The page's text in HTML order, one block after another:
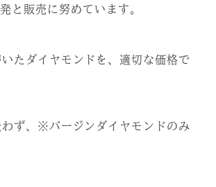
と販売に努めています。
たダイヤモンドを、適切な価格で
わず、※バージンダイヤモンドのみ